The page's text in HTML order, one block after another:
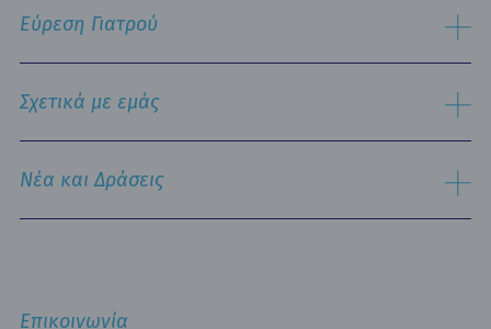
Τμήμα Εξυπηρέτησης Ασθενών
Χειρουργικός Τομέας
Παθολογικός Τομέας
Ειδικές Μονάδες
Νοσηλευτική Υπηρεσία
Εξωτερικά Ιατρεία
Οne Day Clinic (Ημερήσια Νοσηλεία)
Εύρεση Γιατρού
Αναζήτηση
Σχετικά με εμάς
Ιστορικό
Όραμα & Αποστολή
Πολιτική Ποιότητας
Οικονομικά Μεγέθη
Νέα και Δράσεις
Δελτία Τύπου - Ανακοινώσεις
Εκπαίδευση
Επικοινωνία